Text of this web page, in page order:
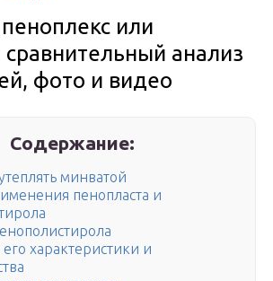
или
сравнительный анализ
фото и видео
Содержание:
минватой
пенопласта и
характеристики и